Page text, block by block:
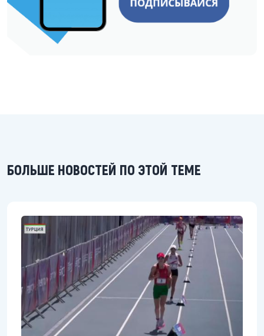
БОЛЬШЕ НОВОСТЕЙ ПО ЭТОЙ ТЕМЕ